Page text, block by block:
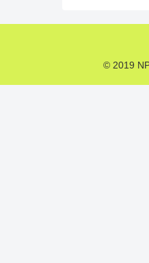
© 2019